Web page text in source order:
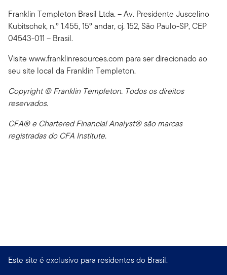
Franklin Templeton Brasil Ltda. – Av. Presidente Juscelino
Kubitschek, n.º 1.455, 15º andar, cj. 152, São Paulo-SP, CEP
04543-011 – Brasil.
Visite www.franklinresources.com para ser direcionado ao
seu site local da Franklin Templeton.
Copyright © Franklin Templeton. Todos os direitos
reservados.
CFA® e Chartered Financial Analyst® são marcas
registradas do CFA Institute.
Este site é exclusivo para residentes do Brasil.